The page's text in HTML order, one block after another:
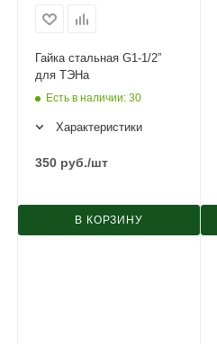
Гайка стальная G1-1/2”
для ТЭНа
Есть в наличии: 30
Характеристики
350 руб./шт
В КОРЗИНУ